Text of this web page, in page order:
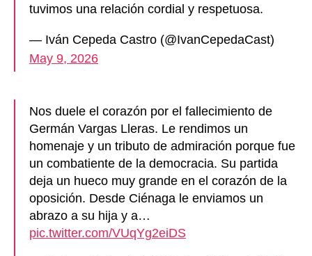
tuvimos una relación cordial y respetuosa.
— Iván Cepeda Castro (@IvanCepedaCast)
May 9, 2026
Nos duele el corazón por el fallecimiento de
Germán Vargas Lleras. Le rendimos un
homenaje y un tributo de admiración porque fue
un combatiente de la democracia. Su partida
deja un hueco muy grande en el corazón de la
oposición. Desde Ciénaga le enviamos un
abrazo a su hija y a…
pic.twitter.com/VUqYg2eiDS